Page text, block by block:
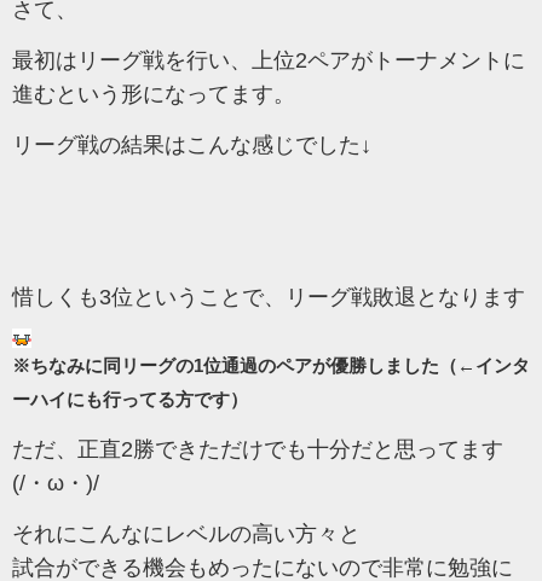
さて、
最初はリーグ戦を行い、上位2ペアがトーナメントに
進むという形になってます。
リーグ戦の結果はこんな感じでした↓
惜しくも3位ということで、リーグ戦敗退となります
※ちなみに同リーグの1位通過のペアが優勝しました（←インタ
ーハイにも行ってる方です）
ただ、正直2勝できただけでも十分だと思ってます
(/・ω・)/
それにこんなにレベルの高い方々と
試合ができる機会もめったにないので非常に勉強に